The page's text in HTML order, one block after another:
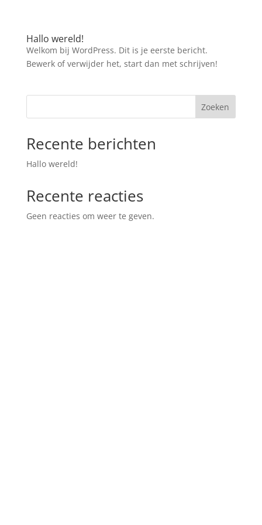
Hallo wereld!
Welkom bij WordPress. Dit is je eerste bericht.
Bewerk of verwijder het, start dan met schrijven!
Zoeken
Recente berichten
Hallo wereld!
Recente reacties
Geen reacties om weer te geven.